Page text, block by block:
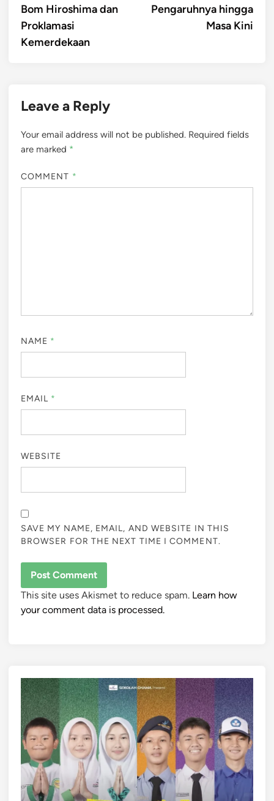
Bom Hiroshima dan
Proklamasi
Kemerdekaan
Pengaruhnya hingga
Masa Kini
Leave a Reply
Your email address will not be published. Required fields
are marked *
COMMENT *
NAME *
EMAIL *
WEBSITE
SAVE MY NAME, EMAIL, AND WEBSITE IN THIS
BROWSER FOR THE NEXT TIME I COMMENT.
This site uses Akismet to reduce spam. Learn how
your comment data is processed.